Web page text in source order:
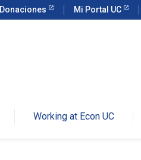
Donaciones Mi Portal UC
Working at Econ UC